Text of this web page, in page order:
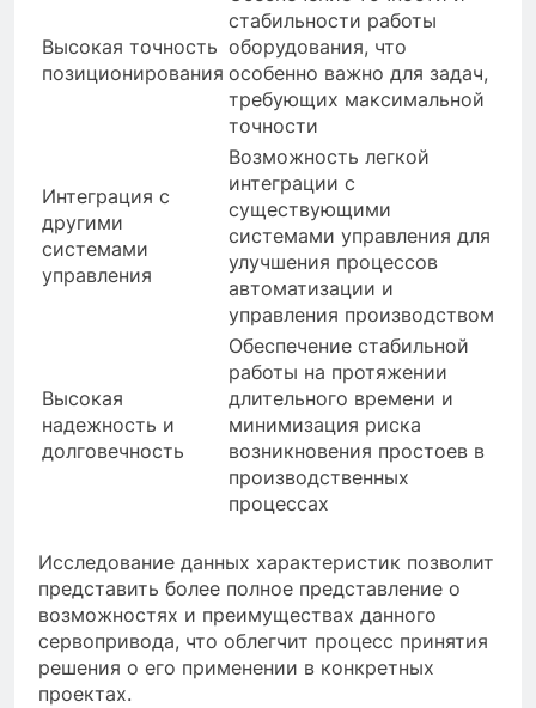
Высокая точность
позиционирования
стабильности работы
оборудования, что
особенно важно для задач,
требующих максимальной
точности
Интеграция с
другими
системами
управления
Возможность легкой
интеграции с
существующими
системами управления для
улучшения процессов
автоматизации и
управления производством
Высокая
надежность и
долговечность
Обеспечение стабильной
работы на протяжении
длительного времени и
минимизация риска
возникновения простоев в
производственных
процессах
Исследование данных характеристик позволит
представить более полное представление о
возможностях и преимуществах данного
сервопривода, что облегчит процесс принятия
решения о его применении в конкретных
проектах.